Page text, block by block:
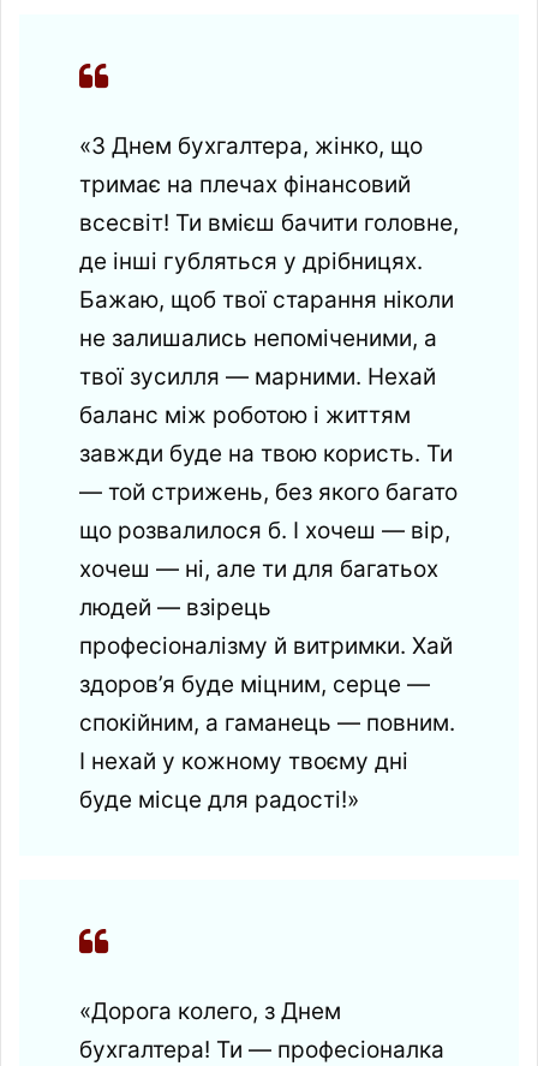
«З Днем бухгалтера, жінко, що
тримає на плечах фінансовий
всесвіт! Ти вмієш бачити головне,
де інші губляться у дрібницях.
Бажаю, щоб твої старання ніколи
не залишались непоміченими, а
твої зусилля — марними. Нехай
баланс між роботою і життям
завжди буде на твою користь. Ти
— той стрижень, без якого багато
що розвалилося б. І хочеш — вір,
хочеш — ні, але ти для багатьох
людей — взірець
професіоналізму й витримки. Хай
здоров’я буде міцним, серце —
спокійним, а гаманець — повним.
І нехай у кожному твоєму дні
буде місце для радості!»
«Дорога колего, з Днем
бухгалтера! Ти — професіоналка